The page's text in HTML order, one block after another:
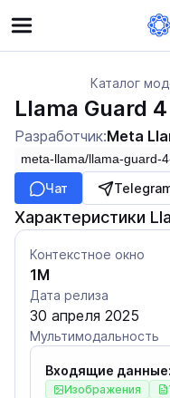
Каталог
Llama Guard 4
Разработчик:Meta
meta-llama/llama-guard-
Чат
Характеристики
Контекстное окно
1M
Дата релиза
30 апреля 2025
Мультимодальность
Входящие данные:
Изображения